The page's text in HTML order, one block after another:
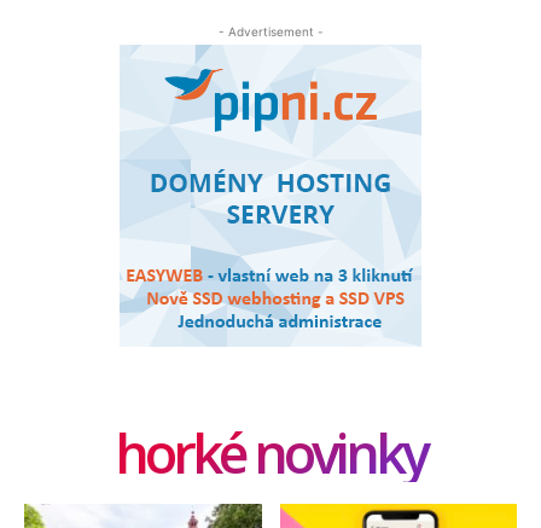
- Advertisement -
horké novinky